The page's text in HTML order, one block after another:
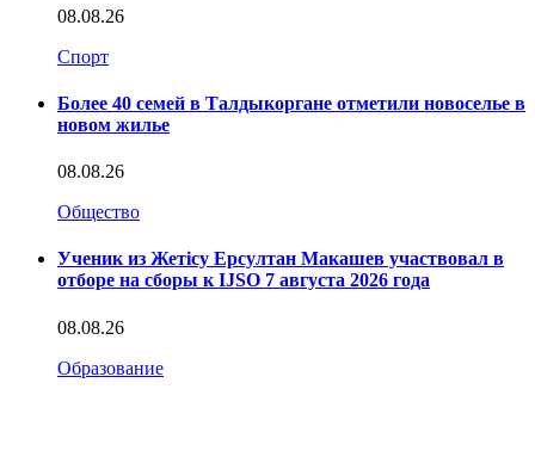
08.08.26
Спорт
Более 40 семей в Талдыкоргане отметили новоселье в
новом жилье
08.08.26
Общество
Ученик из Жетісу Ерсултан Макашев участвовал в
отборе на сборы к IJSO 7 августа 2026 года
08.08.26
Образование